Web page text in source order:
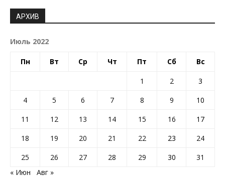
АРХИВ
Июль 2022
Пн Вт Ср Чт Пт Сб Вс
1 2
3
4
5 6 7 8 9
10
11
12 13 14 15 16
17
18
19 20 21 22 23
24
25
26 27 28 29 30
31
« Июн
Авг »